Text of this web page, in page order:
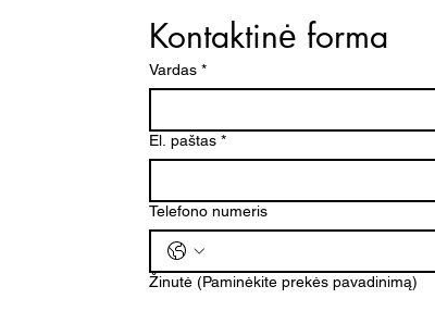
Kontaktinė forma
Vardas *
El. paštas *
Telefono numeris
Žinutė (Paminėkite prekės pavadinimą)